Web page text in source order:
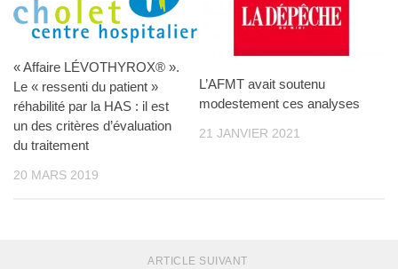
« Affaire LÉVOTHYROX® ».
Le « ressenti du patient »
réhabilité par la HAS : il est
un des critères d’évaluation
du traitement
20 MARS 2019
L’AFMT avait soutenu
modestement ces analyses
21 JANVIER 2021
ARTICLE SUIVANT